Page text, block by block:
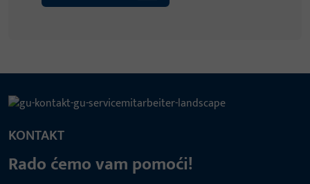
KONTAKT
Rado ćemo vam pomoći!